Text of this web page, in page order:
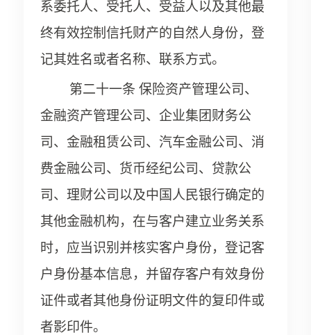
系委托人、受托人、受益人以及其他最
终有效控制信托财产的自然人身份，登
记其姓名或者名称、联系方式。
第二十一条 保险资产管理公司、
金融资产管理公司、企业集团财务公
司、金融租赁公司、汽车金融公司、消
费金融公司、货币经纪公司、贷款公
司、理财公司以及中国人民银行确定的
其他金融机构，在与客户建立业务关系
时，应当识别并核实客户身份，登记客
户身份基本信息，并留存客户有效身份
证件或者其他身份证明文件的复印件或
者影印件。